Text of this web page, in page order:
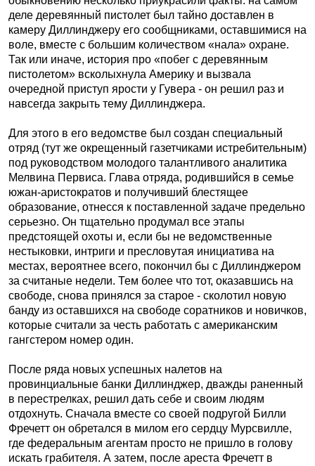
деле деревянный пистолет был тайно доставлен в
камеру Диллинджеру его сообщниками, оставшимися на
воле, вместе с большим количеством «нала» охране.
Так или иначе, история про «побег с деревянным
пистолетом» всколыхнула Америку и вызвала
очередной приступ ярости у Гувера - он решил раз и
навсегда закрыть тему Диллинджера.
Для этого в его ведомстве был создан специальный
отряд (тут же окрещенный газетчиками истребительным)
под руководством молодого талантливого аналитика
Мелвина Первиса. Глава отряда, родившийся в семье
южан-аристократов и получивший блестящее
образование, отнесся к поставленной задаче предельно
серьезно. Он тщательно продумал все этапы
предстоящей охоты и, если бы не ведомственные
нестыковки, интриги и пресловутая инициатива на
местах, вероятнее всего, покончил бы с Диллинджером
за считаные недели. Тем более что тот, оказавшись на
свободе, снова принялся за старое - сколотил новую
банду из оставшихся на свободе соратников и новичков,
которые считали за честь работать с американским
гангстером номер один.
После ряда новых успешных налетов на
провинциальные банки Диллинджер, дважды раненный
в перестрелках, решил дать себе и своим людям
отдохнуть. Сначала вместе со своей подругой Билли
Фречетт он обретался в милом его сердцу Мурсвилле,
где федеральным агентам просто не пришло в голову
искать грабителя. А затем, после ареста Фречетт в